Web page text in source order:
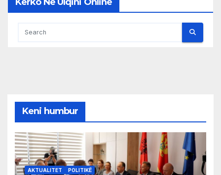
Keni humbur
AKTUALITET POLITIKË